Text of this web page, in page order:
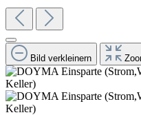
Bild verkleinern